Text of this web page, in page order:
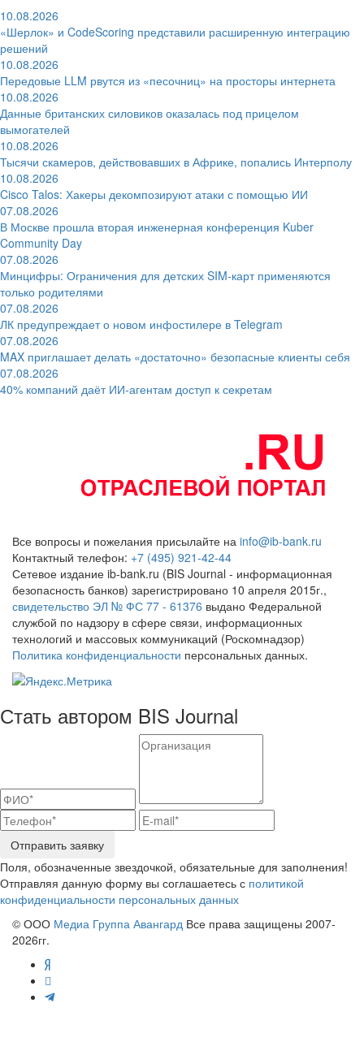
10.08.2026
«Шерлок» и CodeScoring представили расширенную интеграцию
решений
10.08.2026
Передовые LLM рвутся из «песочниц» на просторы интернета
10.08.2026
Данные британских силовиков оказалась под прицелом
вымогателей
10.08.2026
Тысячи скамеров, действовавших в Африке, попались Интерполу
10.08.2026
Cisco Talos: Хакеры декомпозируют атаки с помощью ИИ
07.08.2026
В Москве прошла вторая инженерная конференция Kuber
Community Day
07.08.2026
Минцифры: Ограничения для детских SIM-карт применяются
только родителями
07.08.2026
ЛК предупреждает о новом инфостилере в Telegram
07.08.2026
MAX приглашает делать «достаточно» безопасные клиенты себя
07.08.2026
40% компаний даёт ИИ‑агентам доступ к секретам
Все вопросы и пожелания присылайте на info@ib-bank.ru
Контактный телефон: +7 (495) 921-42-44
Сетевое издание ib-bank.ru (BIS Journal - информационная
безопасность банков) зарегистрировано 10 апреля 2015г.,
свидетельство ЭЛ № ФС 77 - 61376 выдано Федеральной
службой по надзору в сфере связи, информационных
технологий и массовых коммуникаций (Роскомнадзор)
Политика конфиденциальности персональных данных.
Стать автором BIS Journal
Отправить заявку
Поля, обозначенные звездочкой, обязательные для заполнения!
Отправляя данную форму вы соглашаетесь с политикой
конфиденциальности персональных данных
© ООО Медиа Группа Авангард Все права защищены 2007-
2026гг.